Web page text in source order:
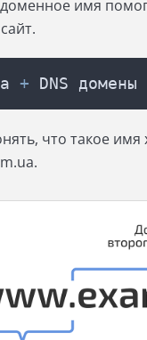
имя
+ DNS домены
что такое имя